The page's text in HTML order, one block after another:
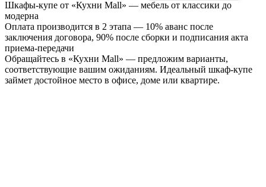
Шкафы-купе от «Кухни Mall» — мебель от классики до
модерна
Оплата производится в 2 этапа — 10% аванс после
заключения договора, 90% после сборки и подписания акта
приема-передачи
Обращайтесь в «Кухни Mall» — предложим варианты,
соответствующие вашим ожиданиям. Идеальный шкаф-купе
займет достойное место в офисе, доме или квартире.